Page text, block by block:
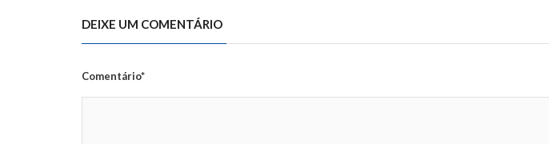
DEIXE UM COMENTÁRIO
Comentário*